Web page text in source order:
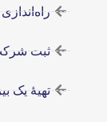
ثبت
تهیۀ یک